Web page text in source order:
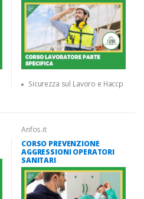
Sicurezza sul Lavoro e Haccp
Anfos.it
CORSO PREVENZIONE
AGGRESSIONI OPERATORI
SANITARI